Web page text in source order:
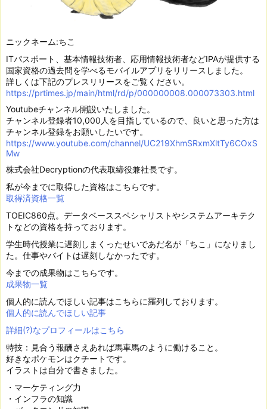
ニックネーム:ちこ
ITパスポート、基本情報技術者、応用情報技術者などIPAが提供する
国家資格の過去問を学べるモバイルアプリをリリースしました。
詳しくは下記のプレスリリースをご覧ください。
https://prtimes.jp/main/html/rd/p/000000008.000073303.html
Youtubeチャンネル開設いたしました。
チャンネル登録者10,000人を目指しているので、良いと思った方は
チャンネル登録をお願いしたいです。
https://www.youtube.com/channel/UC219XhmSRxmXltTy6COxS
Mw
株式会社Decryptionの代表取締役兼社長です。
私が今までに取得した資格はこちらです。
取得済資格一覧
TOEIC860点。データベーススペシャリストやシステムアーキテク
トなどの資格を持っております。
学生時代授業に遅刻しまくったせいであだ名が「ちこ」になりまし
た。仕事やバイトは遅刻しなかったです。
今までの成果物はこちらです。
成果物一覧
個人的に読んでほしい記事はこちらに羅列しております。
個人的に読んでほしい記事
詳細(?)なプロフィールはこちら
特技：見合う報酬さえあれば馬車馬のように働けること。
好きなポケモンはクチートです。
イラストは自分で書きました。
・マーケティング力
・インフラの知識